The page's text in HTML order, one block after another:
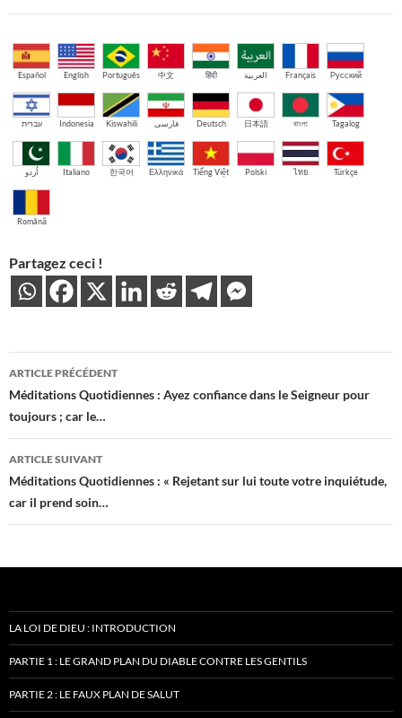
Español English Português 中文 हिंदी العربية Français Русский
עברית Indonesia Kiswahili فارسی Deutsch 日本語 বাংলা Tagalog
اُردو Italiano 한국어 Ελληνικά Tiếng Việt Polski ไทย Türkçe
Română
Partagez ceci !
Navigation
des
articles
ARTICLE PRÉCÉDENT
Méditations Quotidiennes : Ayez confiance dans le Seigneur pour
toujours ; car le…
ARTICLE SUIVANT
Méditations Quotidiennes : « Rejetant sur lui toute votre inquiétude,
car il prend soin…
LA LOI DE DIEU : INTRODUCTION
PARTIE 1 : LE GRAND PLAN DU DIABLE CONTRE LES GENTILS
PARTIE 2 : LE FAUX PLAN DE SALUT